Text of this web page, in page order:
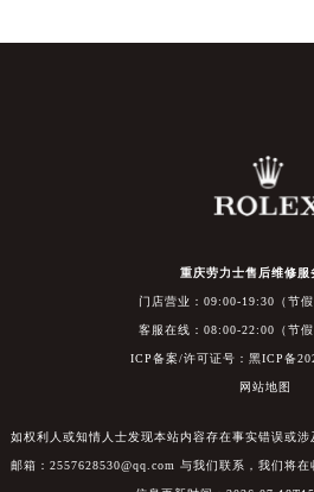
重庆劳力士售后维修服
门店营业：09:00-19:30（节假
客服在线：08:00-22:00（节假
ICP备案/许可证号：黑ICP备
网站地图
如权利人或知情人士发现本站内容存在事实错误或
邮箱：2557628530@qq.com 与我们联系，我们将